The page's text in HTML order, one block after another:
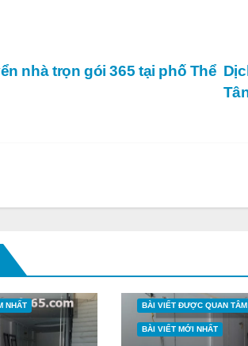
nhà trọn gói 365 tại phố Thể
NHẤT BÀI VIẾT ĐƯỢC QUAN TÂM
BÀI VIẾT MỚI NHẤT